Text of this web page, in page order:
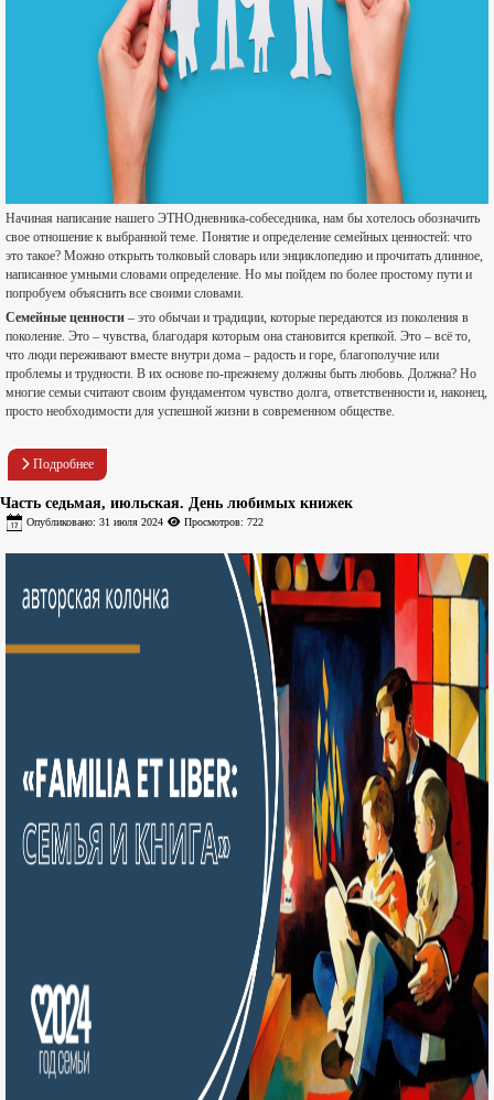
Начиная написание нашего ЭТНОдневника-собеседника, нам бы хотелось обозначить
свое отношение к выбранной теме. Понятие и определение семейных ценностей: что
это такое? Можно открыть толковый словарь или энциклопедию и прочитать длинное,
написанное умными словами определение. Но мы пойдем по более простому пути и
попробуем объяснить все своими словами.
Семейные ценности – это обычаи и традиции, которые передаются из поколения в
поколение. Это – чувства, благодаря которым она становится крепкой. Это – всё то,
что люди переживают вместе внутри дома – радость и горе, благополучие или
проблемы и трудности. В их основе по-прежнему должны быть любовь. Должна? Но
многие семьи считают своим фундаментом чувство долга, ответственности и, наконец,
просто необходимости для успешной жизни в современном обществе.
Подробнее
Часть седьмая, июльская. День любимых книжек
Опубликовано: 31 июля 2024 Просмотров: 722